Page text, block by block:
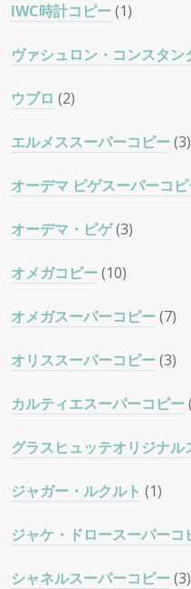
IWC時計コピー(1)
ヴァシュロン・コンスタン
ウブロ (2)
エルメススーパーコピー(3)
オーデマ ピゲスーパーコ
オーデマ・ピゲ(3)
オメガコピー(10)
オメガスーパーコピー(7)
オリススーパーコピー(3)
カルティエスーパーコピー
グラスヒュッテオリジナル
ジャガー・ルクルト (1)
ジャケ・ドロースーパーコ
シャネルスーパーコピー(3)